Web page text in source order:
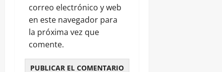
correo electrónico y web
en este navegador para
la próxima vez que
comente.